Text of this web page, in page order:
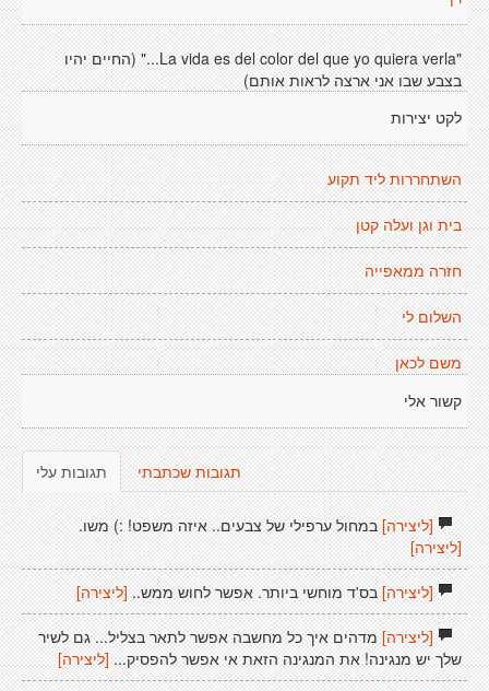
"La vida es del color del que yo quiera verla..." (החיים יהיו
בצבע שבו אני ארצה לראות אותם)
לקט יצירות
השתחררות ליד תקוע
בית וגן ועלה קטן
חזרה ממאפייה
השלום לי
משם לכאן
קשור אלי
תגובות עלי תגובות שכתבתי
[ליצירה]במחול ערפילי של צבעים.. איזה משפט! :) משו.
[ליצירה]
[ליצירה]בס'ד מוחשי ביותר. אפשר לחוש ממש.. [ליצירה]
[ליצירה]מדהים איך כל מחשבה אפשר לתאר בצליל... גם לשיר
שלך יש מנגינה! את המנגינה הזאת אי אפשר להפסיק... [ליצירה]